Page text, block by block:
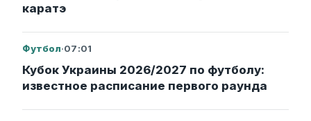
каратэ
Футбол·07:01
Кубок Украины 2026/2027 по футболу:
известное расписание первого раунда